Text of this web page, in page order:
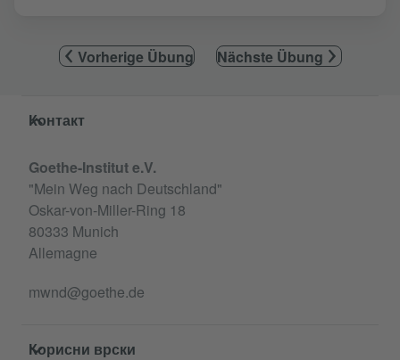
Vorherige Übung Nächste Übung
Service- und Informationsbereich
Контакт
Goethe-Institut e.V.
"Mein Weg nach Deutschland"
Oskar-von-Miller-Ring 18
80333 Munich
Allemagne
mwnd@goethe.de
Корисни врски